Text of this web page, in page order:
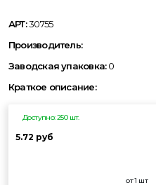
АРТ:30755
Производитель:
Заводская упаковка:0
Краткое описание:
Доступно: 250 шт.
5.72 руб
от 1 шт